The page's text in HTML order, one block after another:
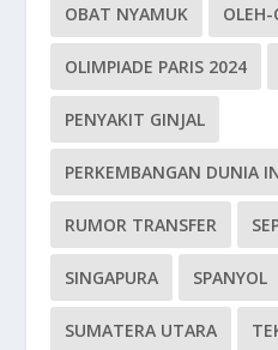
OBAT NYAMUK
OLIMPIADE PARIS 2024
PENYAKIT GINJAL
PERKEMBANGAN DUNIA
RUMOR TRANSFER
SINGAPURA SPANYOL
SUMATERA UTARA